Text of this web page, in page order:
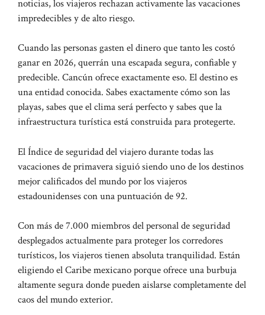
noticias, los viajeros rechazan activamente las vacaciones
impredecibles y de alto riesgo.
Cuando las personas gasten el dinero que tanto les costó
ganar en 2026, querrán una escapada segura, confiable y
predecible. Cancún ofrece exactamente eso. El destino es
una entidad conocida. Sabes exactamente cómo son las
playas, sabes que el clima será perfecto y sabes que la
infraestructura turística está construida para protegerte.
El Índice de seguridad del viajero durante todas las
vacaciones de primavera siguió siendo uno de los destinos
mejor calificados del mundo por los viajeros
estadounidenses con una puntuación de 92.
Con más de 7.000 miembros del personal de seguridad
desplegados actualmente para proteger los corredores
turísticos, los viajeros tienen absoluta tranquilidad. Están
eligiendo el Caribe mexicano porque ofrece una burbuja
altamente segura donde pueden aislarse completamente del
caos del mundo exterior.